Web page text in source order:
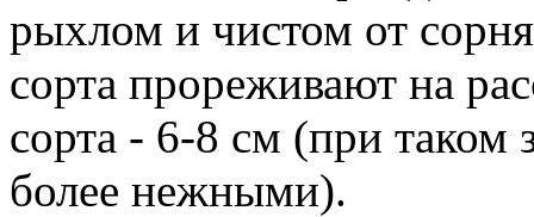
рыхлом и чистом от
сорта прореживают на
сорта - 6-8 см (при таком
более нежными).